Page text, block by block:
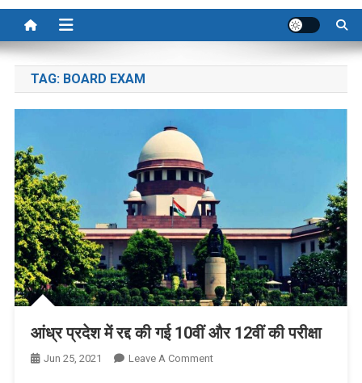
TAG: BOARD EXAM
आंध्र प्रदेश में रद्द की गई 10वीं और 12वीं की परीक्षा
Jun 25, 2021 Leave A CommentOn